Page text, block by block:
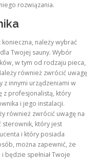
rozwiązania.
należy wybrać
Twojej sauny. Wybór
w tym od rodzaju pieca,
również zwrócić uwagę
z innymi urządzeniami w
z profesjonalistą, który
i jego instalacji.
również zwrócić uwagę na
sterownik, który jest
i który posiada
można zapewnić, że
będzie spełniał Twoje